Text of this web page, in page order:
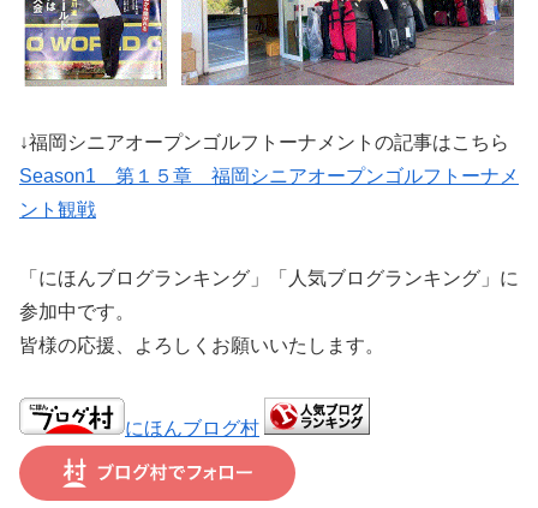
↓福岡シニアオープンゴルフトーナメントの記事はこちら
Season1 第１５章 福岡シニアオープンゴルフトーナメ
ント観戦
「にほんブログランキング」「人気ブログランキング」に
参加中です。
皆様の応援、よろしくお願いいたします。
にほんブログ村